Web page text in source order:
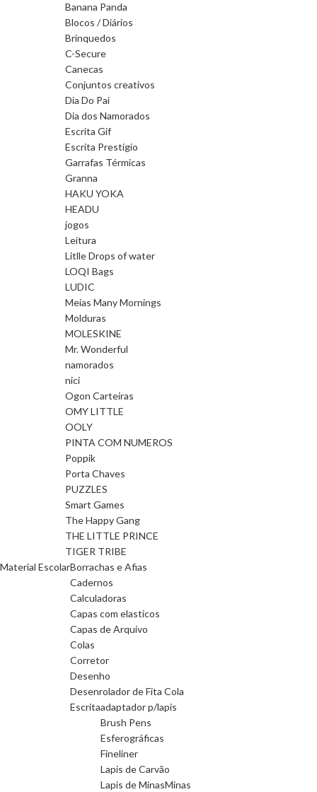
Banana Panda
Blocos / Diários
Brinquedos
C-Secure
Canecas
Conjuntos creativos
Dia Do Pai
Dia dos Namorados
Escrita Gif
Escrita Prestigio
Garrafas Térmicas
Granna
HAKU YOKA
HEADU
jogos
Leitura
Litlle Drops of water
LOQI Bags
LUDIC
Meias Many Mornings
Molduras
MOLESKINE
Mr. Wonderful
namorados
nici
Ogon Carteiras
OMY LITTLE
OOLY
PINTA COM NUMEROS
Poppik
Porta Chaves
PUZZLES
Smart Games
The Happy Gang
THE LITTLE PRINCE
TIGER TRIBE
Material EscolarBorrachas e Afias
Cadernos
Calculadoras
Capas com elasticos
Capas de Arquivo
Colas
Corretor
Desenho
Desenrolador de Fita Cola
Escritaadaptador p/lapis
Brush Pens
Esferográficas
Fineliner
Lapis de Carvão
Lapis de MinasMinas